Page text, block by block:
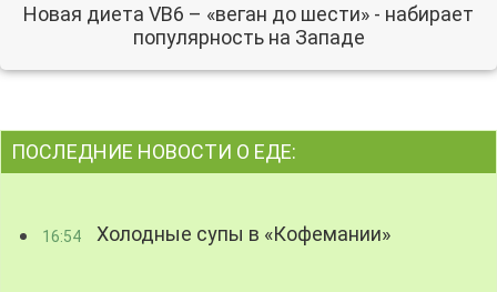
Новая диета VB6 – «веган до шести» - набирает
популярность на Западе
ПОСЛЕДНИЕ НОВОСТИ О ЕДЕ:
16:54 Холодные супы в «Кофемании»